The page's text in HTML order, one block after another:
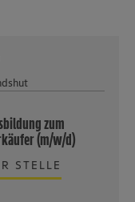
zum
(m/w/d)
STELLE